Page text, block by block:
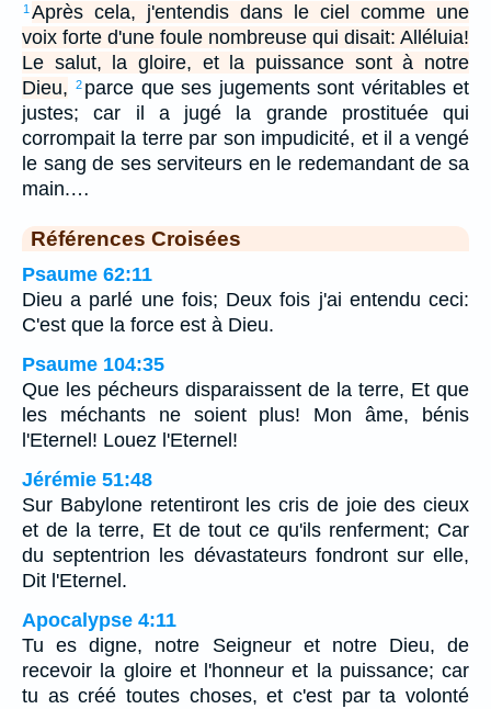
1Après cela, j'entendis dans le ciel comme une
voix forte d'une foule nombreuse qui disait: Alléluia!
Le salut, la gloire, et la puissance sont à notre
Dieu,
2 parce que ses jugements sont véritables et
justes; car il a jugé la grande prostituée qui
corrompait la terre par son impudicité, et il a vengé
le sang de ses serviteurs en le redemandant de sa
main.…
Références Croisées
Psaume 62:11
Dieu a parlé une fois; Deux fois j'ai entendu ceci:
C'est que la force est à Dieu.
Psaume 104:35
Que les pécheurs disparaissent de la terre, Et que
les méchants ne soient plus! Mon âme, bénis
l'Eternel! Louez l'Eternel!
Jérémie 51:48
Sur Babylone retentiront les cris de joie des cieux
et de la terre, Et de tout ce qu'ils renferment; Car
du septentrion les dévastateurs fondront sur elle,
Dit l'Eternel.
Apocalypse 4:11
Tu es digne, notre Seigneur et notre Dieu, de
recevoir la gloire et l'honneur et la puissance; car
tu as créé toutes choses, et c'est par ta volonté